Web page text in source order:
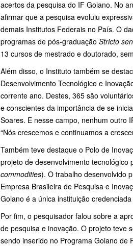
acertos da pesquisa do IF Goiano. No
afirmar que a pesquisa evoluiu
demais Institutos Federais no País. O
programas de pós-graduação Stricto
13 cursos de mestrado e doutorado,
Além disso, o Instituto também se
Desenvolvimento Tecnológico e
corrente ano. Destes, 365 são
e conscientes da importância de se
Soares. E nesse campo, nenhum outro
“Nós crescemos e continuamos a
Também teve destaque o Polo de
projeto de desenvolvimento
commodities). O trabalho desenvolvido
Empresa Brasileira de Pesquisa e
Goiano é a única instituição
Por fim, o pesquisador falou sobre a
de pesquisa e inovação. O projeto teve
sendo inserido no Programa Goiano de